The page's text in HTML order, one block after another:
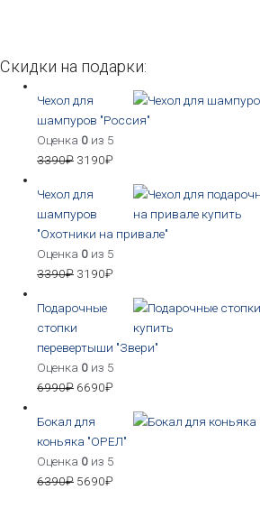
Скидки на подарки:
Чехол для
шампуров "Россия"
Оценка 0 из 5
3390₽ 3190₽
Чехол для
шампуров
"Охотники на привале"
Оценка 0 из 5
3390₽ 3190₽
Подарочные
стопки
перевертыши "Звери"
Оценка 0 из 5
6990₽ 6690₽
Бокал для
коньяка "ОРЕЛ"
Оценка 0 из 5
6390₽ 5690₽